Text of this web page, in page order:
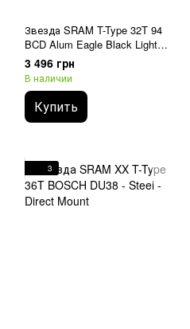
Звезда SRAM T-Type 32T 94
BCD Alum Eagle Black Light
Powered EMTB
3 496 грн
В наличии
Купить
3